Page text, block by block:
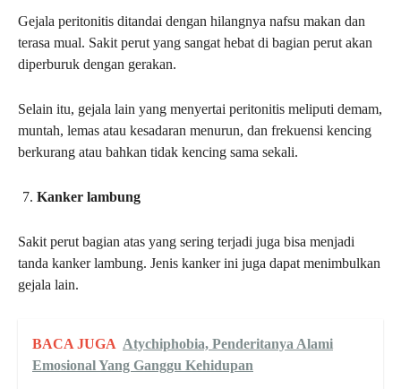
Gejala peritonitis ditandai dengan hilangnya nafsu makan dan
terasa mual. Sakit perut yang sangat hebat di bagian perut akan
diperburuk dengan gerakan.
Selain itu, gejala lain yang menyertai peritonitis meliputi demam,
muntah, lemas atau kesadaran menurun, dan frekuensi kencing
berkurang atau bahkan tidak kencing sama sekali.
Kanker lambung
Sakit perut bagian atas yang sering terjadi juga bisa menjadi
tanda kanker lambung. Jenis kanker ini juga dapat menimbulkan
gejala lain.
BACA JUGA Atychiphobia, Penderitanya Alami
Emosional Yang Ganggu Kehidupan